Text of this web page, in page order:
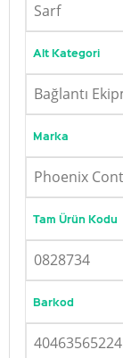
Sarf
Alt Kategori
Bağlantı
Marka
Phoenix
Tam Ürün Kodu
0828734
Barkod